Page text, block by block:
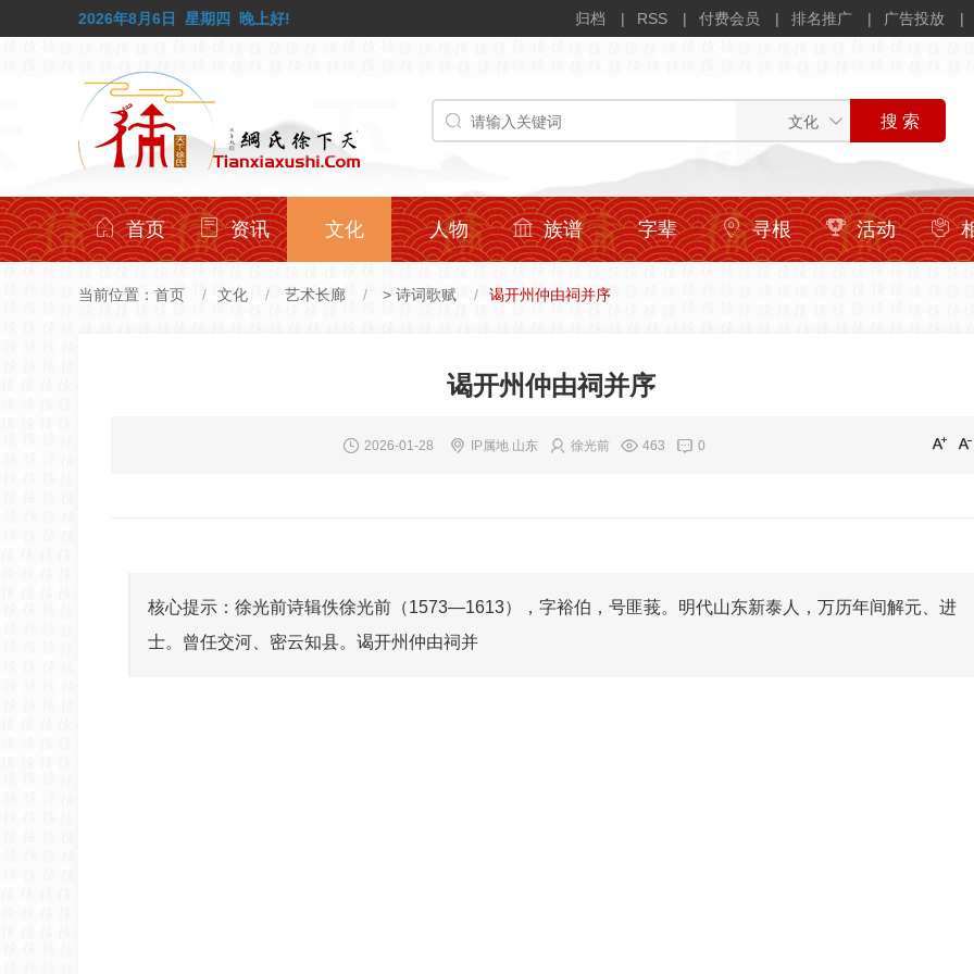
2026年8月6日 星期四 晚上好! 归档 RSS 付费会员 排名推广 广告投放
首页 资讯 文化 人物 族谱 字辈 寻根 活动
当前位置： 首页 文化 艺术长廊 > 诗词歌赋 谒开州仲由祠并序
谒开州仲由祠并序
2026-01-28 IP属地 山东 徐光前 463 0
核心提示：徐光前诗辑佚徐光前（1573—1613），字裕伯，号匪莪。明代山东新泰人，万历年间解元、进
士。曾任交河、密云知县。谒开州仲由祠并